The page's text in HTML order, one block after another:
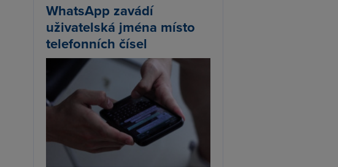
WhatsApp zavádí
uživatelská jména místo
telefonních čísel